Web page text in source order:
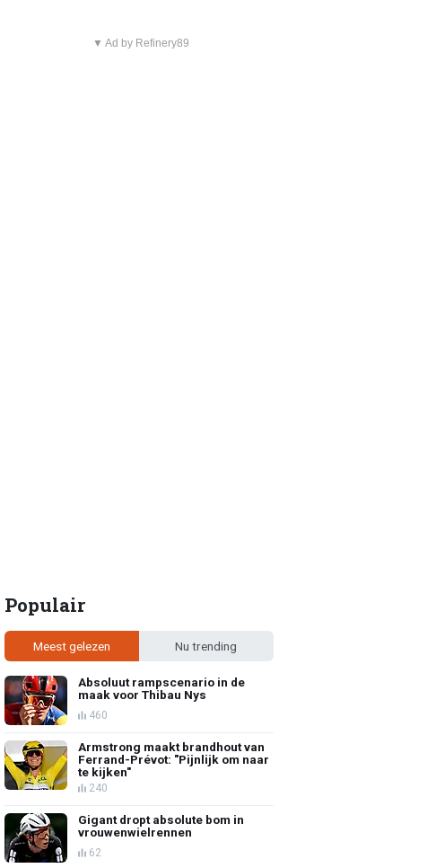
▼ Ad by Refinery89
Populair
Meest gelezen Nu trending
Absoluut rampscenario in de
maak voor Thibau Nys
460
Armstrong maakt brandhout van
Ferrand-Prévot: "Pijnlijk om naar
te kijken"
240
Gigant dropt absolute bom in
vrouwenwielrennen
62